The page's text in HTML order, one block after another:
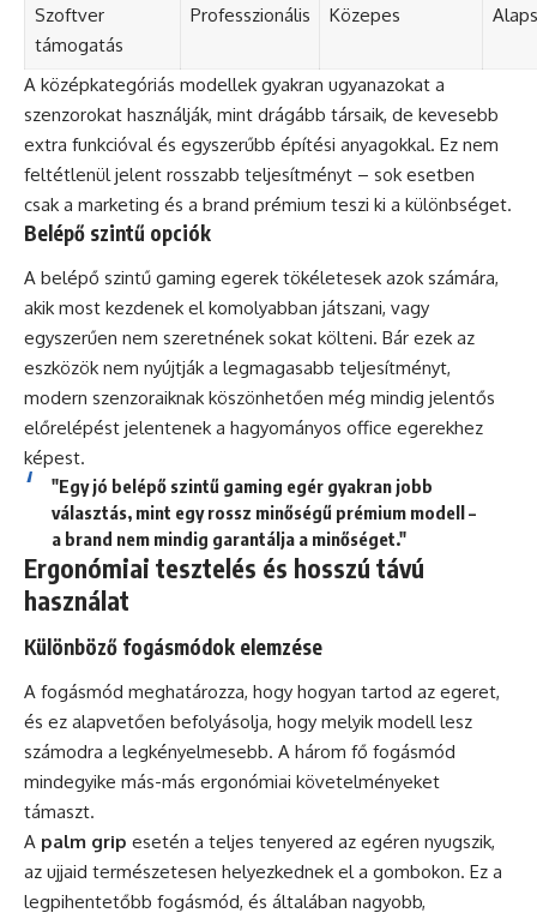
Szoftver
támogatás
Professzionális Közepes
A középkategóriás modellek gyakran ugyanazokat a
szenzorokat használják, mint drágább társaik, de kevesebb
extra funkcióval és egyszerűbb építési anyagokkal. Ez nem
feltétlenül jelent rosszabb teljesítményt – sok esetben
csak a marketing és a brand prémium teszi ki a különbséget.
Belépő szintű opciók
A belépő szintű gaming egerek tökéletesek azok számára,
akik most kezdenek el komolyabban játszani, vagy
egyszerűen nem szeretnének sokat költeni. Bár ezek az
eszközök nem nyújtják a legmagasabb teljesítményt,
modern szenzoraiknak köszönhetően még mindig jelentős
előrelépést jelentenek a hagyományos office egerekhez
képest.
"Egy jó belépő szintű gaming egér gyakran jobb
választás, mint egy rossz minőségű prémium modell –
a brand nem mindig garantálja a minőséget."
Ergonómiai tesztelés és hosszú távú
használat
Különböző fogásmódok elemzése
A fogásmód meghatározza, hogy hogyan tartod az egeret,
és ez alapvetően befolyásolja, hogy melyik modell lesz
számodra a legkényelmesebb. A három fő fogásmód
mindegyike más-más ergonómiai követelményeket
támaszt.
A palm grip esetén a teljes tenyered az egéren nyugszik,
az ujjaid természetesen helyezkednek el a gombokon. Ez a
legpihentetőbb fogásmód, és általában nagyobb,